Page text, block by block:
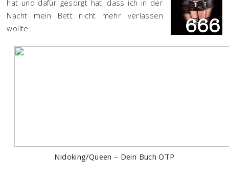
hat und dafür gesorgt hat, dass ich in der
Nacht mein Bett nicht mehr verlassen
wollte.
Nidoking/Queen – Dein Buch OTP